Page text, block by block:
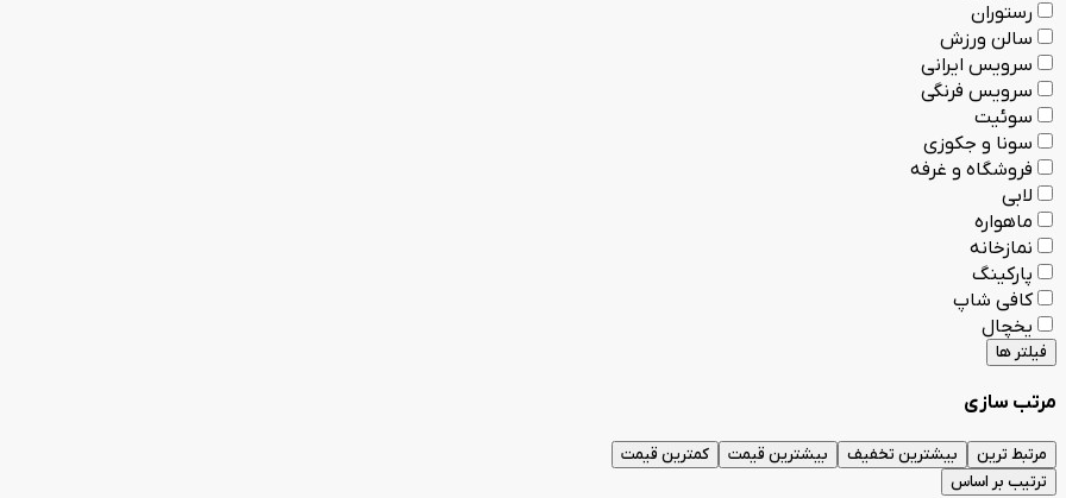
رستوران
سالن ورزش
سرویس ایرانی
سرویس فرنگی
سوئیت
سونا و جکوزی
فروشگاه و غرفه
لابی
ماهواره
نمازخانه
پارکینگ
کافی شاپ
یخچال
فیلتر ها
مرتب سازی
مرتبط ترین بیشترین تخفیف بیشترین قیمت
کمترین قیمت
ترتیب بر اساس